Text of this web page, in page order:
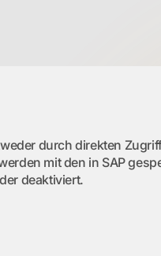
durch direkten
mit den in SAP
deaktiviert.